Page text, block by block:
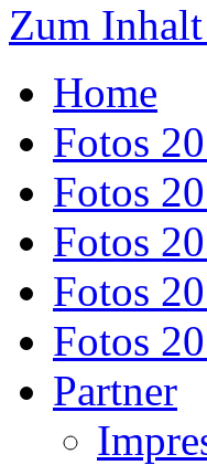
Zum
Home
Fotos
Fotos
Fotos
Fotos
Fotos
Partner